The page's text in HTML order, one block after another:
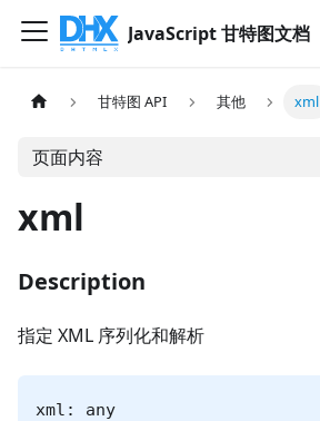
JavaScript 甘特图文档
甘特图 API 其他 xml
页面内容
xml
Description
指定 XML 序列化和解析
xml: any